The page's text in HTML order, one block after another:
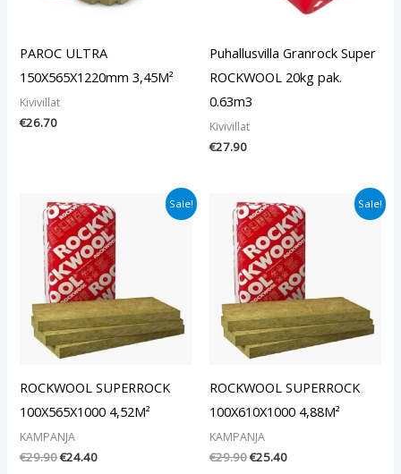
PAROC ULTRA
150X565X1220mm 3,45M²
Kivivillat
€26.70
Puhallusvilla Granrock Super
ROCKWOOL 20kg pak.
0.63m3
Kivivillat
€27.90
Sale!
ROCKWOOL SUPERROCK
100X565X1000 4,52M²
KAMPANJA
€29.90
Alkuperäinen
hinta
oli:
€29.90.
€24.40
hinta
on:
€24.40.
Sale!
ROCKWOOL SUPERROCK
100X610X1000 4,88M²
KAMPANJA
€29.90
Alkuperäinen
hinta
oli:
€29.90.
€25.40
hinta
on:
€25.40.